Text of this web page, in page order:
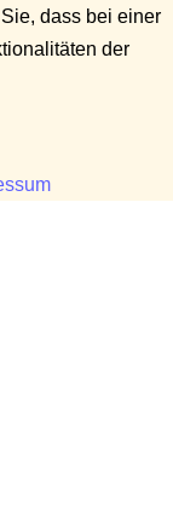
dass bei einer
der